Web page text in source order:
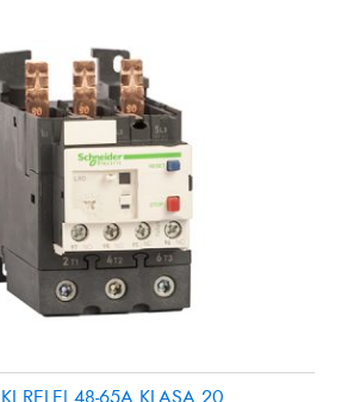
RELEJ 48-65A KLASA 20